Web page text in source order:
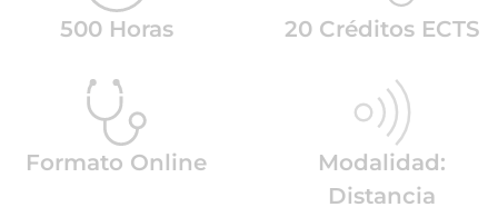
500 Horas 20 Créditos ECTS
Formato Online
Modalidad:
Distancia